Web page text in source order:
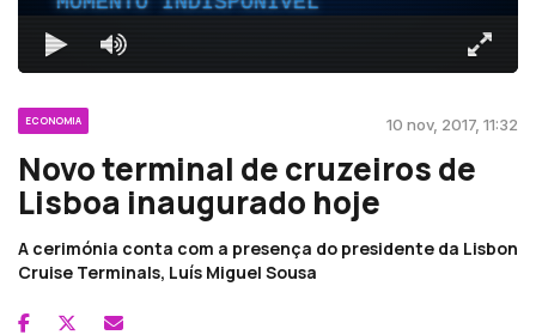
ECONOMIA 10 nov, 2017, 11:32
Novo terminal de cruzeiros de
Lisboa inaugurado hoje
A cerimónia conta com a presença do presidente da Lisbon
Cruise Terminals, Luís Miguel Sousa